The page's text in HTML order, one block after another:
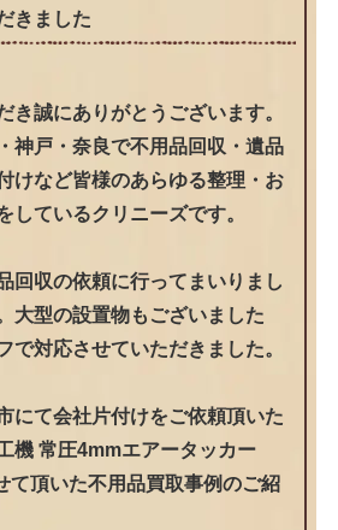
きました
き誠にありがとうございます。
神戸・奈良で不用品回収・遺品
けなど皆様のあらゆる整理・お
しているクリニーズです。
回収の依頼に行ってまいりまし
大型の設置物もございました
で対応させていただきました。
にて会社片付けをご依頼頂いた
機 常圧4mmエアータッカー
て頂いた不用品買取事例のご紹